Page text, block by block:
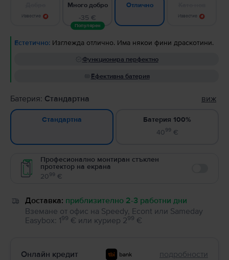
Известие
Много добро
-35 €
Популярен
Отлично
Известие
Естетично: Изглежда отлично. Има някои фини драскотини.
Функционира перфектно
Ефективна батерия
Батерия: Стандартна виж
Стандартна
Батерия 100%
4099€
Професионално монтиран стъклен
протектор на екрана
2099 €
Доставка: приблизително 2-3 работни дни
Вземане от офис на Speedy, Econt или Sameday
Easybox: 199 € или куриер 299 €
Онлайн кредит подробности